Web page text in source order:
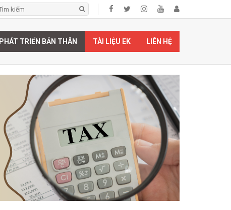
PHÁT TRIỂN BẢN THÂN TÀI LIỆU EK LIÊN HỆ